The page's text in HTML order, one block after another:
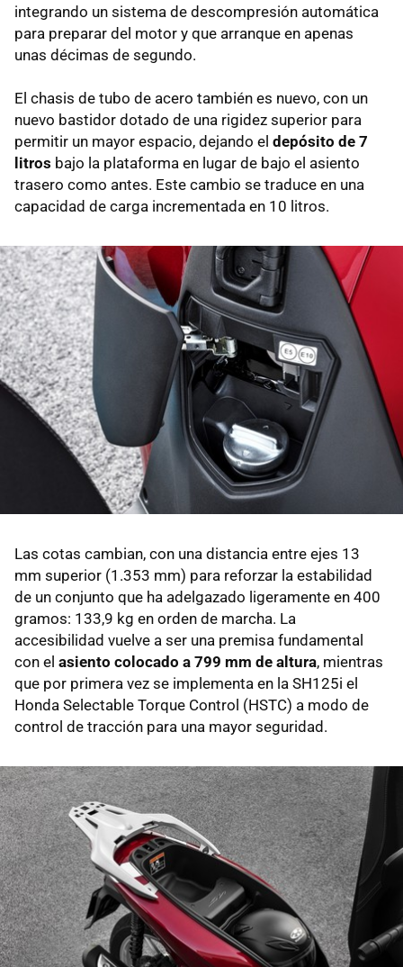
integrando un sistema de descompresión automática
para preparar del motor y que arranque en apenas
unas décimas de segundo.
El chasis de tubo de acero también es nuevo, con un
nuevo bastidor dotado de una rigidez superior para
permitir un mayor espacio, dejando el depósito de 7
litros bajo la plataforma en lugar de bajo el asiento
trasero como antes. Este cambio se traduce en una
capacidad de carga incrementada en 10 litros.
Las cotas cambian, con una distancia entre ejes 13
mm superior (1.353 mm) para reforzar la estabilidad
de un conjunto que ha adelgazado ligeramente en 400
gramos: 133,9 kg en orden de marcha. La
accesibilidad vuelve a ser una premisa fundamental
con el asiento colocado a 799 mm de altura, mientras
que por primera vez se implementa en la SH125i el
Honda Selectable Torque Control (HSTC) a modo de
control de tracción para una mayor seguridad.